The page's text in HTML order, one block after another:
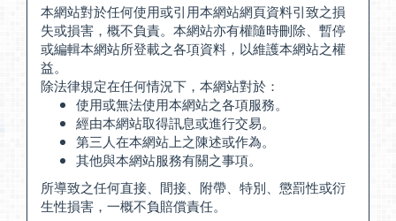
本網站對於任何使用或引用本網站網頁資料引致之損
失或損害，概不負責。本網站亦有權隨時刪除、暫停
或編輯本網站所登載之各項資料，以維護本網站之權
益。
除法律規定在任何情況下，本網站對於：
使用或無法使用本網站之各項服務。
經由本網站取得訊息或進行交易。
第三人在本網站上之陳述或作為。
其他與本網站服務有關之事項。
所導致之任何直接、間接、附帶、特別、懲罰性或衍
生性損害，一概不負賠償責任。